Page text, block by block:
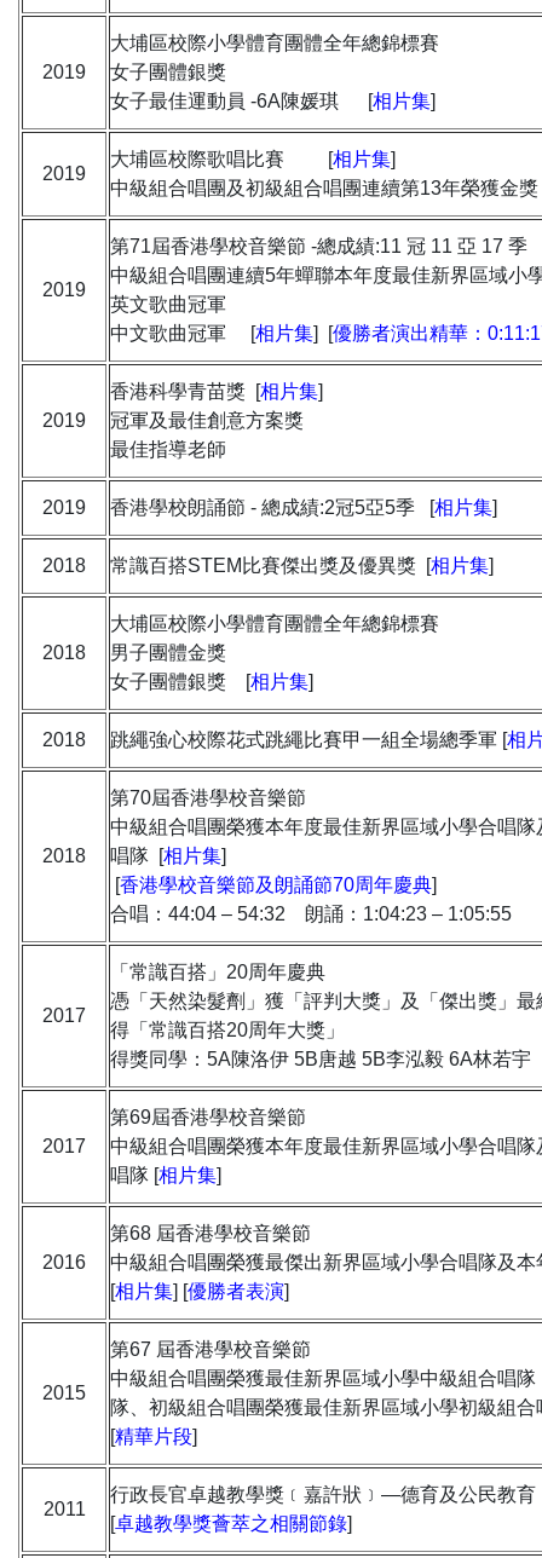
2019
大埔區校際小學體育團體全年總錦標賽
女子團體銀獎
女子最佳運動員 -6A陳媛琪 [相片集]
2019
大埔區校際歌唱比賽 [相片集]
中級組合唱團及初級組合唱團連續第13年榮獲金獎
2019
第71屆香港學校音樂節 -總成績:11 冠 11 亞 17 季
中級組合唱團連續5年蟬聯本年度最佳新界區域小
英文歌曲冠軍
中文歌曲冠軍 [相片集] [優勝者演出精華：
2019
香港科學青苗獎 [相片集]
冠軍及最佳創意方案獎
最佳指導老師
2019 香港學校朗誦節 - 總成績:2冠5亞5季 [相片集]
2018 常識百搭STEM比賽傑出獎及優異獎 [相片集]
2018
大埔區校際小學體育團體全年總錦標賽
男子團體金獎
女子團體銀獎 [相片集]
2018 跳繩強心校際花式跳繩比賽甲一組全場總季軍 [相
2018
第70屆香港學校音樂節
中級組合唱團榮獲本年度最佳新界區域小學合唱
唱隊 [相片集]
[香港學校音樂節及朗誦節70周年慶典]
合唱：44:04 – 54:32 朗誦：1:04:23 – 1:05:55
2017
「常識百搭」20周年慶典
憑「天然染髮劑」獲「評判大獎」及「傑出獎」
得「常識百搭20周年大獎」
得獎同學：5A陳洛伊 5B唐越 5B李泓毅 6A林若宇
2017
第69屆香港學校音樂節
中級組合唱團榮獲本年度最佳新界區域小學合唱
唱隊 [相片集]
2016
第68 屆香港學校音樂節
中級組合唱團榮獲最傑出新界區域小學合唱隊及
[相片集] [優勝者表演]
2015
第67 屆香港學校音樂節
中級組合唱團榮獲最佳新界區域小學中級組合唱
隊、初級組合唱團榮獲最佳新界區域小學初級組合
[精華片段]
2011
行政長官卓越教學獎﹝嘉許狀﹞—德育及公民教育
[卓越教學獎薈萃之相關節錄]